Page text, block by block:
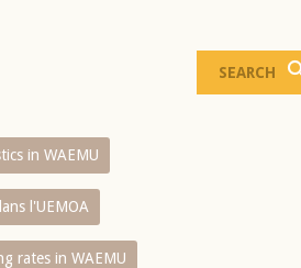
in WAEMU
l'UEMOA
rates in WAEMU